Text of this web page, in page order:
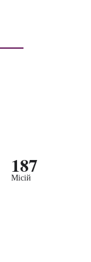
187
Місій